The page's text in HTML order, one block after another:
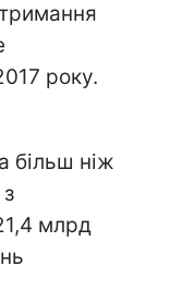
року.
більш ніж
млрд